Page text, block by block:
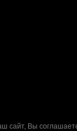
сайт, Вы